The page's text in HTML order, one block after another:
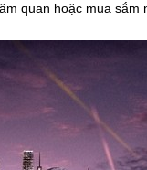
quan hoặc mua sắm